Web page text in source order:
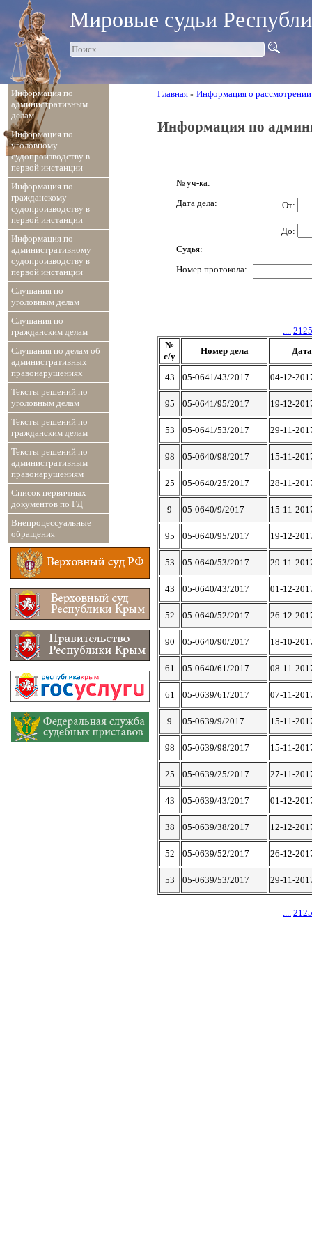
Информация по
административным
делам
Информация по
уголовному
судопроизводству в
первой инстанции
Информация по
гражданскому
судопроизводству в
первой инстанции
Информация по
административному
судопроизводству в
первой инстанции
Слушания по
уголовным делам
Слушания по
гражданским делам
Слушания по делам об
административных
правонарушениях
Тексты решений по
уголовным делам
Тексты решений по
гражданским делам
Тексты решений по
административным
правонарушениям
Список первичных
документов по ГД
Внепроцессуальные
обращения
Мировые судьи
Главная » Информация о рассмотрении
Информация по
№ уч-ка:
Дата дела:
От:
До:
Судья:
Номер протокола:
....
№
с/у
Номер дела
43 05-0641/43/2017 04-12-
95 05-0641/95/2017 19-12-
53 05-0641/53/2017 29-11-
98 05-0640/98/2017 15-11-
25 05-0640/25/2017 28-11-
9 05-0640/9/2017 15-11-
95 05-0640/95/2017 19-12-
53 05-0640/53/2017 29-11-
43 05-0640/43/2017 01-12-
52 05-0640/52/2017 26-12-
90 05-0640/90/2017 18-10-
61 05-0640/61/2017 08-11-
61 05-0639/61/2017 07-11-
9 05-0639/9/2017 15-11-
98 05-0639/98/2017 15-11-
25 05-0639/25/2017 27-11-
43 05-0639/43/2017 01-12-
38 05-0639/38/2017 12-12-
52 05-0639/52/2017 26-12-
53 05-0639/53/2017 29-11-
....